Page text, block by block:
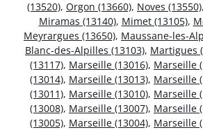
(13520), Orgon (13660), Noves (13550),
Miramas (13140), Mimet (13105),
Meyrargues (13650), Maussane-les-
Blanc-des-Alpilles (13103), Martigues
(13117), Marseille (13016), Marseille
(13014), Marseille (13013), Marseille
(13011), Marseille (13010), Marseille
(13008), Marseille (13007), Marseille
(13005), Marseille (13004), Marseille